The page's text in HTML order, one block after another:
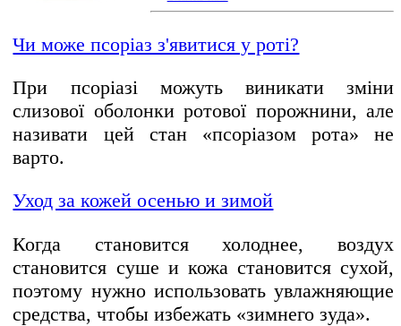
Чи може псоріаз з'явитися у роті?
При псоріазі можуть виникати зміни
слизової оболонки ротової порожнини, але
називати цей стан «псоріазом рота» не
варто.
Уход за кожей осенью и зимой
Когда становится холоднее, воздух
становится суше и кожа становится сухой,
поэтому нужно использовать увлажняющие
средства, чтобы избежать «зимнего зуда».